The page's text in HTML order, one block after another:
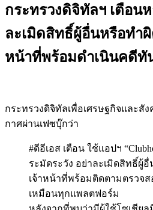
กระทรวงดิจิทัลฯ เตือนห
ละเมิดสิทธิ์ผู้อื่นหรือทำ
หน้าที่พร้อมดำเนินคดีทั
กระทรวงดิจิทัลเพื่อเศรษฐกิจและสั
กาศผ่านเฟซบุ๊กว่า
#ดีอีเอส เตือน ใช้แอปฯ
ระมัดระวัง อย่าละเมิดสิทธิ์ผู้
เจ้าหน้าที่พร้อมติดตามตรวจ
เหมือนทุกแพลตฟอร์ม